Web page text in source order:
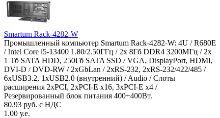
Smartum Rack-4282-W
Промышленный компьютер Smartum Rack-4282-W: 4U / R680E
/ Intel Core i5-13400 1.80/2.50ГГц / 2x 8Гб DDR4 3200МГц / 2x
1 Тб SATA HDD, 250Гб SATA SSD / VGA, DisplayPort, HDMI,
DVI-D / DVD-RW / 2xGbLan / 2xRS-232, 2xRS-232/422/485 /
6xUSB3.2, 1xUSB2.0 (внутренний) / Audio / Слоты
расширения 2xPCI, 2xPCI-E x16, 3xPCI-E x4 /
Резервированный блок питания 400+400Вт.
80.93 руб. с НДС
1.00 у.е.